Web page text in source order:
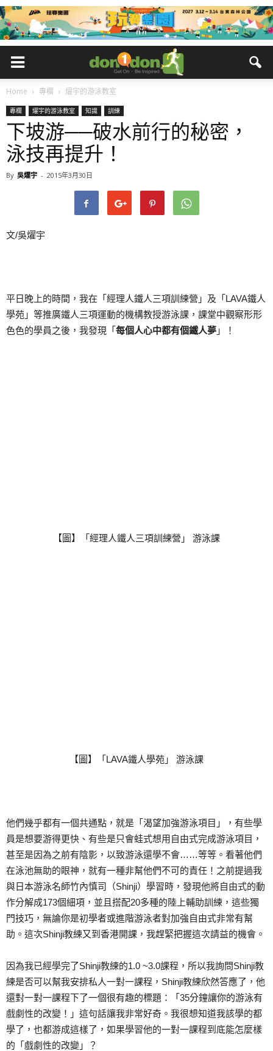
Home 專欄 燿宇的游泳教室
專欄 燿宇的游泳教室 知識 訓練
下坡游──破水前行的秘密，
泳技再提升！
By 吳燿宇 - 2015年3月30日
文/吳燿宇
平日晚上的時間，我在「經理人鐵人三項訓練營」及「LAVA鐵人
學苑」等推廣鐵人三項運動的機構教授游泳課，課堂中觀察形形
色色的學員之後，我發現「 每個人心中都有個鐵人夢 」！
【圖】「經理人鐵人三項訓練營」 游泳課
【圖】「LAVA鐵人學苑」 游泳課
他們幾乎都有一個共通點，就是「渴望加強游泳項目」，有些學
員是想要游得更快、有些是只會蛙式想用自由式完成游泳項目，
甚至是因為之前有陰影，以致游泳還學不會……等等。看著他們
在泳池無助的眼神，就有一種非幫他們不可的責任！之前提過我
與日本游泳名師竹內慎司（Shinji）學習時，發現他將自由式的動
作分解成173個細項，並且搭配20多種的陸上輔助訓練，這些獨
門技巧，無論你是初學者或進階游泳者對加強自由式非常有幫
助。這次Shinji教練又到香港開課，我趕緊把握這次請益的機會。
因為我已經學完了Shinji教練的1.0 ~3.0課程，所以我詢問Shinji教
練是否可以幫我安排私人一對一課程，Shinji教練欣然答應了，他
還對一對一課程下了一個很有趣的標題：「35分鐘讓你的游泳有
戲劇性的改變！」這句話讓我非常好奇。我很想知道我該學的都
學了，也都游成這樣了，如果學習他的一對一課程到底能怎麼樣
的「戲劇性的改變」？